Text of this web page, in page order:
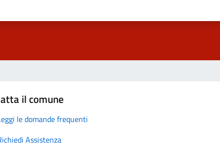
il comune
le domande frequenti
Assistenza